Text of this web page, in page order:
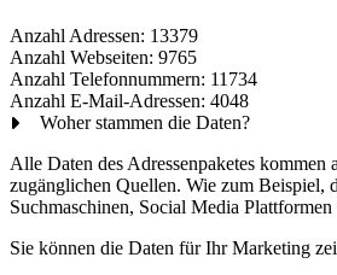
Anzahl Adressen: 13379
Anzahl Webseiten: 9765
Anzahl Telefonnummern: 11734
Anzahl E-Mail-Adressen: 4048
Woher stammen die Daten?
Alle Daten des Adressenpaketes kommen
zugänglichen Quellen. Wie zum Beispiel,
Suchmaschinen, Social Media
Sie können die Daten für Ihr Marketing